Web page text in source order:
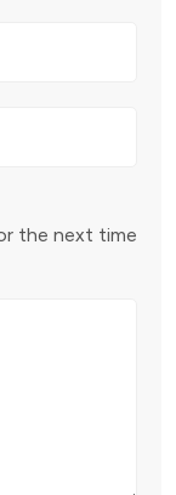
the next time